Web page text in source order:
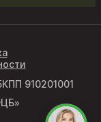
КПП 910201001